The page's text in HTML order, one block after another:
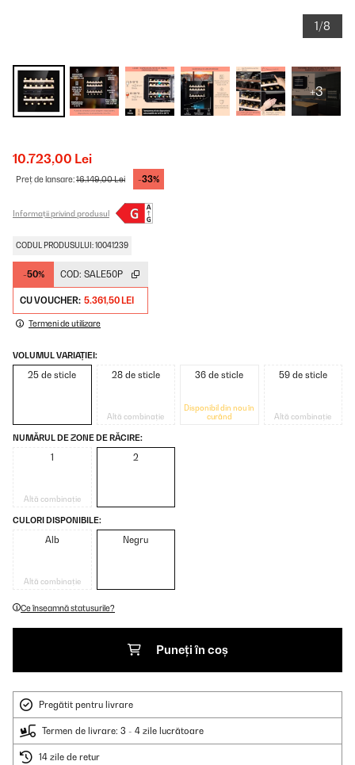
1/8
+3
10.723,00 Lei
Preț de lansare:16.149,00 Lei -33%
Informații privind produsul
CODUL PRODUSULUI: 10041239
-50% COD: SALE50P
CU VOUCHER: 5.361,50 LEI
Termeni de utilizare
VOLUMUL VARIAȚIEI:
25 de sticle 28 de sticle
Altă combinație
36 de sticle
Disponibil din nou în
curând
59 de sticle
Altă combinație
NUMĂRUL DE ZONE DE RĂCIRE:
1
Altă combinație
2
CULORI DISPONIBILE:
Alb
Altă combinație
Negru
Ce înseamnă statusurile?
Puneți în coș
Pregătit pentru livrare
Termen de livrare: 3 - 4 zile lucrătoare
14 zile de retur